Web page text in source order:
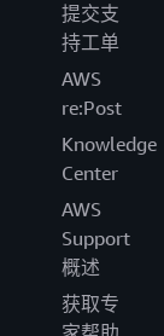
提交支
持工单
AWS
re:Post
Knowledge
Center
AWS
Support
概述
获取专